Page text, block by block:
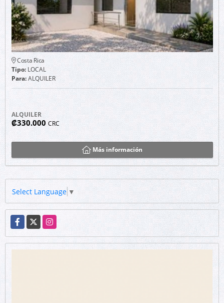
Costa Rica
Tipo:LOCAL
Para:ALQUILER
ALQUILER
₡330.000CRC
Más información
Select Language ▼
Facebook
X Instagram